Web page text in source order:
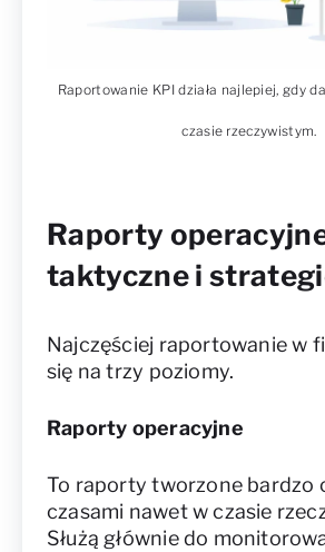
Raportowanie KPI działa najlepiej, gdy
czasie rzeczywistym.
Raporty
taktyczne i
Najczęściej raportowanie w
się na trzy poziomy.
Raporty operacyjne
To raporty tworzone bardzo
czasami nawet w czasie
Służą głównie do